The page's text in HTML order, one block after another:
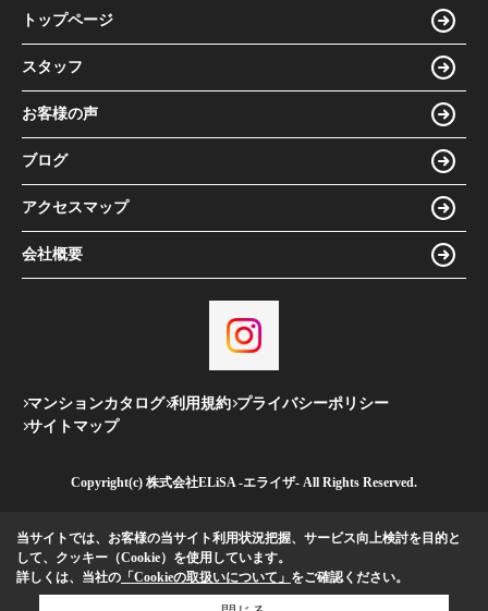
トップページ
スタッフ
お客様の声
ブログ
アクセスマップ
会社概要
マンションカタログ 利用規約 プライバシーポリシー
サイトマップ
Copyright(c) 株式会社ELiSA -エライザ- All Rights Reserved.
当サイトでは、お客様の当サイト利用状況把握、サービス向上検討を目的と
して、クッキー（Cookie）を使用しています。
詳しくは、当社の 「Cookieの取扱いについて」 をご確認ください。